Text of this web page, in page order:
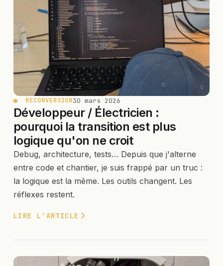
RECONVERSION30 mars 2026
Développeur / Électricien :
pourquoi la transition est plus
logique qu'on ne croit
Debug, architecture, tests… Depuis que j'alterne
entre code et chantier, je suis frappé par un truc :
la logique est la même. Les outils changent. Les
réflexes restent.
LIRE L'ARTICLE